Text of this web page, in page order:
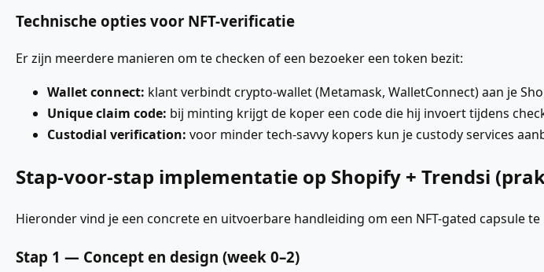
Technische opties voor NFT-verificatie
Er zijn meerdere manieren om te checken of een bezoeker een token bezit:
Wallet connect: klant verbindt crypto-wallet (Metamask, WalletConnect) aan je
Unique claim code: bij minting krijgt de koper een code die hij invoert tijdens
Custodial verification: voor minder tech-savvy kopers kun je custody services
Stap-voor-stap implementatie op Shopify + Trendsi
Hieronder vind je een concrete en uitvoerbare handleiding om een NFT-gated capsule
Stap 1 — Concept en design (week 0–2)